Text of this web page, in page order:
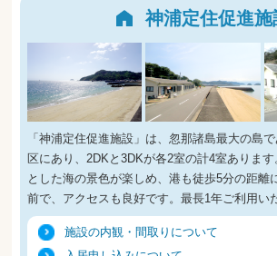
神浦定住促進施
「神浦定住促進施設」は、忽那諸島最大の島
区にあり、2DKと3DKが各2室の計4室あります
とした海の景色が楽しめ、港も徒歩5分の距離
前で、アクセスも良好です。最長1年ご利用い
施設の内観・間取りについて